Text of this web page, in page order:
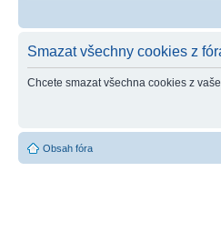
Smazat všechny cookies z
Chcete smazat všechna cookies z
Obsah fóra